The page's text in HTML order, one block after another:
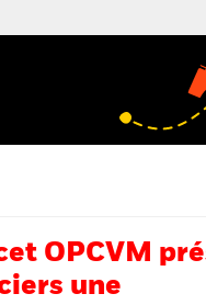
OPCVM
une